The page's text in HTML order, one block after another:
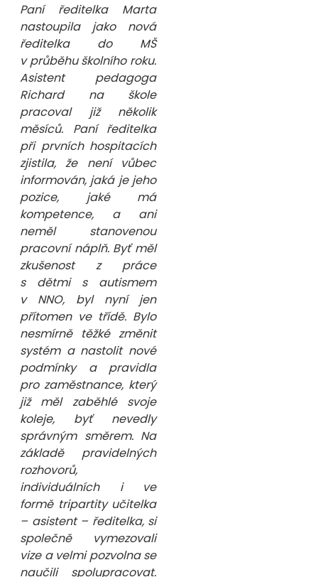
Paní ředitelka Marta
nastoupila jako nová
ředitelka do MŠ
v průběhu školního roku.
Asistent pedagoga
Richard na škole
pracoval již několik
měsíců. Paní ředitelka
při prvních hospitacích
zjistila, že není vůbec
informován, jaká je jeho
pozice, jaké má
kompetence, a ani
neměl stanovenou
pracovní náplň. Byť měl
zkušenost z práce
s dětmi s autismem
v NNO, byl nyní jen
přítomen ve třídě. Bylo
nesmírně těžké změnit
systém a nastolit nové
podmínky a pravidla
pro zaměstnance, který
již měl zaběhlé svoje
koleje, byť nevedly
správným směrem. Na
základě pravidelných
rozhovorů,
individuálních i ve
formě tripartity učitelka
– asistent – ředitelka, si
společně vymezovali
vize a velmi pozvolna se
naučili spolupracovat.